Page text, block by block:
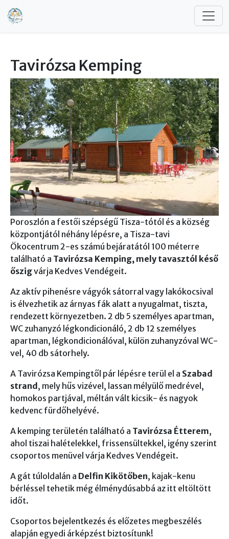
Ugrás a tartalomra
Tavirózsa Kemping
Poroszlón a festői szépségű Tisza-tótól és a község
központjától néhány lépésre, a Tisza-tavi
Ökocentrum 2-es számú bejáratától 100 méterre
található a Tavirózsa Kemping, mely tavasztól késő
őszigvárja Kedves Vendégeit.
Az aktív pihenésre vágyók sátorral vagy lakókocsival
is élvezhetik az árnyas fák alatt a nyugalmat, tiszta,
rendezett környezetben. 2 db 5 személyes apartman,
WC zuhanyzó légkondicionáló, 2 db 12 személyes
apartman, légkondicionálóval, külön zuhanyzóval WC-
vel, 40 db sátorhely.
A Tavirózsa Kempingtől pár lépésre terül el a Szabad
strand, mely hűs vizével, lassan mélyülő medrével,
homokos partjával, méltán vált kicsik- és nagyok
kedvenc fürdőhelyévé.
A kemping területén található a Tavirózsa Étterem,
ahol tiszai halételekkel, frissensültekkel, igény szerint
csoportos menüvel várja Kedves Vendégeit.
A gát túloldalán a Delfin Kikötőben, kajak-kenu
bérléssel tehetik még élménydúsabbá az itt eltöltött
időt.
Csoportos bejelentkezés és előzetes megbeszélés
alapján egyedi árképzést biztosítunk!